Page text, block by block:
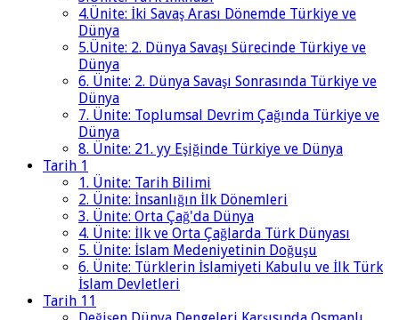
4.Ünite: İki Savaş Arası Dönemde Türkiye ve
Dünya
5.Ünite: 2. Dünya Savaşı Sürecinde Türkiye ve
Dünya
6. Ünite: 2. Dünya Savaşı Sonrasında Türkiye ve
Dünya
7. Ünite: Toplumsal Devrim Çağında Türkiye ve
Dünya
8. Ünite: 21. yy Eşiğinde Türkiye ve Dünya
Tarih 1
1. Ünite: Tarih Bilimi
2. Ünite: İnsanlığın İlk Dönemleri
3. Ünite: Orta Çağ'da Dünya
4. Ünite: İlk ve Orta Çağlarda Türk Dünyası
5. Ünite: İslam Medeniyetinin Doğuşu
6. Ünite: Türklerin İslamiyeti Kabulu ve İlk Türk
İslam Devletleri
Tarih 11